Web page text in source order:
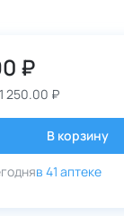
₽
1 250.00 ₽
В корзину
в 41 аптеке